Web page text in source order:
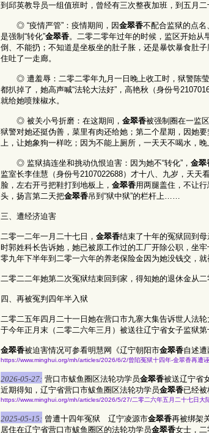
到邱英教导员一组值班时，曾经有三次整夜加班，到五月
◎ “疫情严管”：疫情期间，因金翠香不配合监狱的点
是强制“转化”金翠香。二零二零年过年的时候，监区开始
倒、不能扔；不知道是坐板坐的肚子胀，还是暴饮暴食肚
住吐了一走廊。
◎ 遭羞辱：二零二零年九月一日晚上收工时，狱警陈莹
都扒掉了，她高声喊“法轮大法好”，高艳秋（身份号
就给她喷辣椒水。
◎ 被关小号折磨：在这期间， 金翠香被强制圈在一监
狱警对她还挺伪善，菜里有肉还给她；第二个星期，因她
上，让她象狗一样吃；因为不能上厕所，一天天不喝水，
◎ 监狱搞连坐和挑动仇恨迫害：因为她不“转化”， 金翠
监室长李佳慧（身份号2107022688）才十八、九岁，天天
脸，左右开弓把鞋打到地板上， 金翠香用两腿盖住，不让
头，扬言第二天把金翠香吊到“狱中狱”的栏杆上……
三、遭经济迫害
二零一二年一月二十七日， 金翠香结束了十年的冤狱回到
时郭姓科长告诉她，她已被原工作过的工厂开除公职，坐
零九年下半年到二零一六年的养老保险金因为她没钱交，
二零二二年她第二次冤狱结束回到家，得知她的退休金从
四、再被冤判四年半入狱
二零二五年四月二十一日她在营口市九寨大集告诉世人法
于今年正月末（二零二六年三月）被送往辽宁省女子监狱第
金翠香被迫害情况可参看明慧网《辽宁朝阳市金翠香自述
https://www.minghui.org/mh/articles/2026/6/2/曾陷冤狱十四年-金翠香再遭
2026-05-27: 营口市鲅鱼圈区法轮功学员金翠香被送辽宁省
近期得知，辽宁省营口市鲅鱼圈区法轮功学员金翠香已经
https://www.minghui.org/mh/articles/2026/5/27/二零二六年五月二十七日大
2025-05-15: 曾遭十四年冤狱 辽宁凌源市金翠香再被绑架
居住在辽宁省营口市鲅鱼圈区的法轮功学员金翠香女士，